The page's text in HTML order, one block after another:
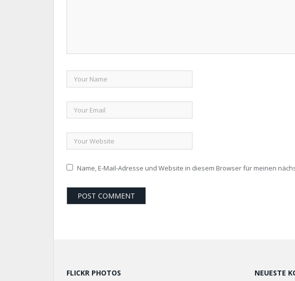
Name, E-Mail-Adresse und Website in diesem Browser für meinen
FLICKR PHOTOS NEUESTE